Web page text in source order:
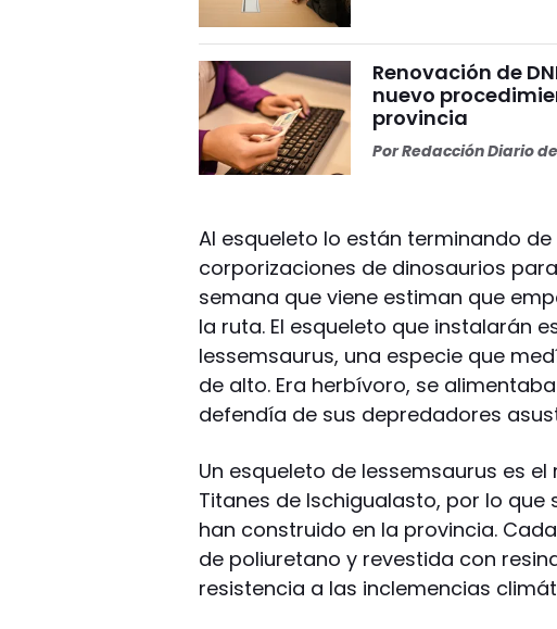
Renovación de
nuevo
provincia
PorRedacción Diario
Al esqueleto lo están terminando
corporizaciones de dinosaurios
semana que viene estiman que
la ruta. El esqueleto que instalarán
lessemsaurus, una especie que
de alto. Era herbívoro, se
defendía de sus depredadores
Un esqueleto de lessemsaurus es
Titanes de Ischigualasto, por lo
han construido en la provincia.
de poliuretano y revestida con
resistencia a las inclemencias